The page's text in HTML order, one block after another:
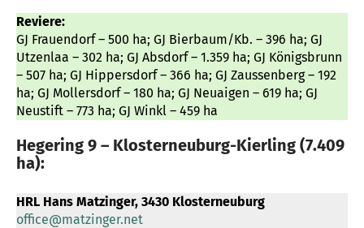
Reviere:
GJ Frauendorf – 500 ha; GJ Bierbaum/Kb. – 396 ha; GJ
Utzenlaa – 302 ha; GJ Absdorf – 1.359 ha; GJ Königsbrunn
– 507 ha; GJ Hippersdorf – 366 ha; GJ Zaussenberg – 192
ha; GJ Mollersdorf – 180 ha; GJ Neuaigen – 619 ha; GJ
Neustift – 773 ha; GJ Winkl – 459 ha
Hegering 9 – Klosterneuburg-Kierling (7.409
ha):
HRL Hans Matzinger, 3430 Klosterneuburg
office@matzinger.net